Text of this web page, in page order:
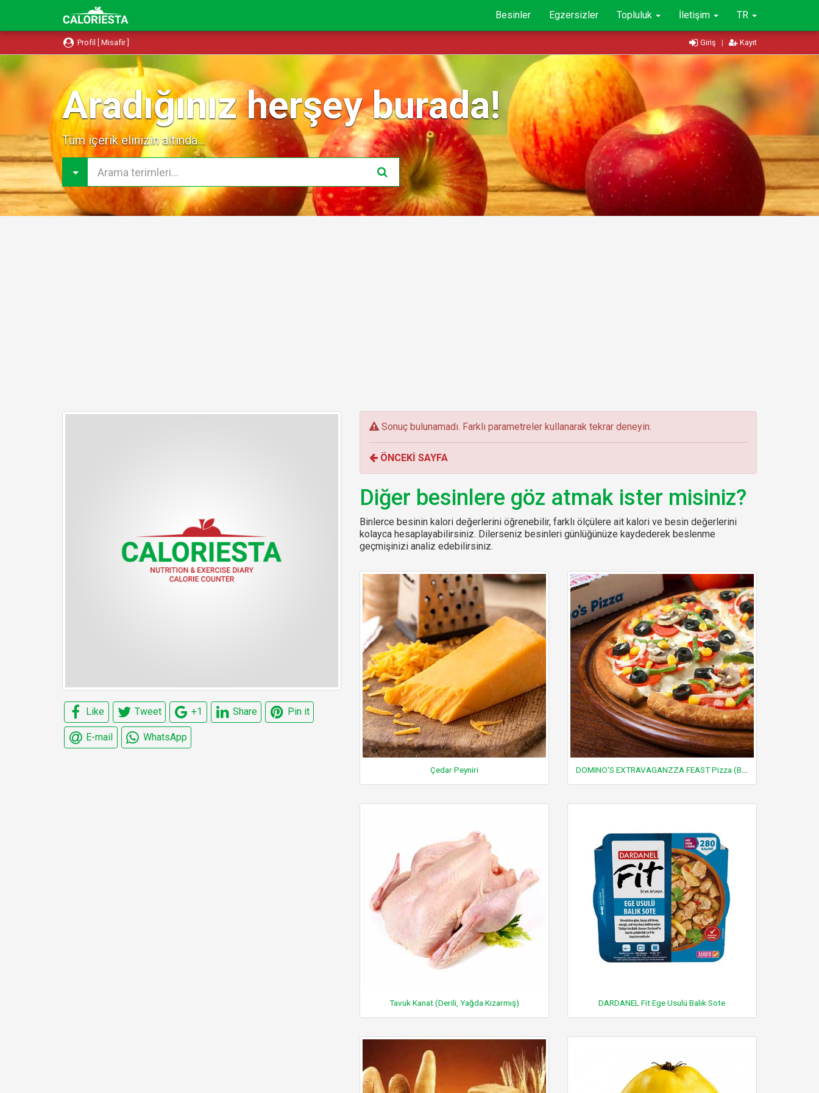
Besinler Egzersizler Topluluk İletişim TR
Profil [ Misafir ] Giriş | Kayıt
Aradığınız herşey burada!
Tüm içerik elinizin altında...
Like Tweet +1 Share Pin it
E-mail WhatsApp
E
r
o
r
:
Sonuç bulunamadı. Farklı parametreler kullanarak tekrar deneyin.
ÖNCEKİ SAYFA
Diğer besinlere göz atmak ister misiniz?
Binlerce besinin kalori değerlerini öğrenebilir, farklı ölçülere ait kalori ve besin değerlerini
kolayca hesaplayabilirsiniz. Dilerseniz besinleri günlüğünüze kaydederek beslenme
geçmişinizi analiz edebilirsiniz.
Çedar Peyniri DOMINO'S EXTRAVAGANZZA FEAST Pizza (Büyük)
Tavuk Kanat (Derili, Yağda Kızarmış) DARDANEL Fit Ege Usulü Balık Sote